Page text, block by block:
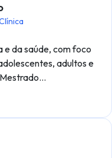
e da saúde, com foco
adultos e
Mestrado…